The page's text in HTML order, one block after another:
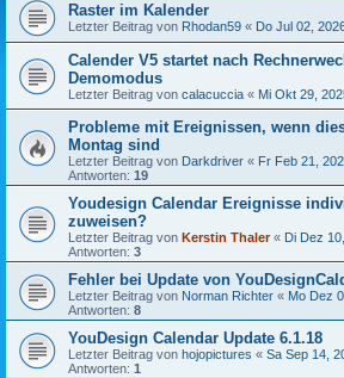
Raster im Kalender
Letzter Beitrag von Rhodan59 « Do Jul 02,
Calender V5 startet nach
Demomodus
Letzter Beitrag von calacuccia « Mi Okt 29,
Probleme mit Ereignissen, wenn
Montag sind
Letzter Beitrag von Darkdriver « Fr Feb 21,
Antworten: 19
Youdesign Calendar Ereignisse
zuweisen?
Letzter Beitrag von Kerstin Thaler« Di Dez
Antworten: 3
Fehler bei Update von
Letzter Beitrag von Norman Richter « Mo Dez
Antworten: 8
YouDesign Calendar Update 6.1.18
Letzter Beitrag von hojopictures « Sa Sep 14,
Antworten: 1